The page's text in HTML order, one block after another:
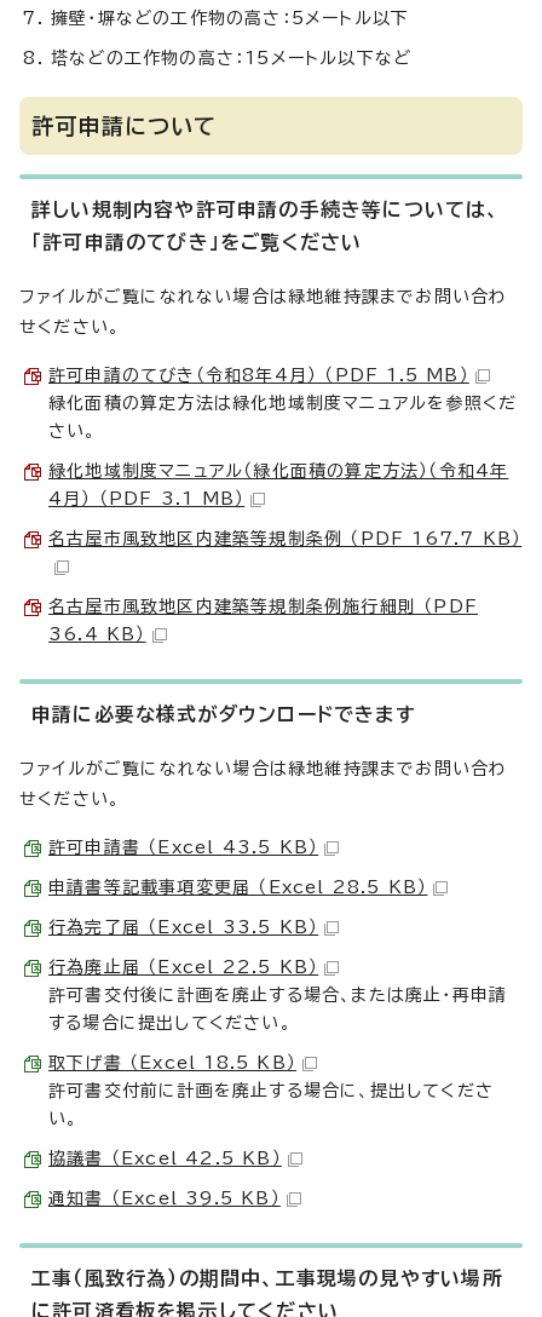
擁壁・塀などの工作物の高さ：5メートル以下
塔などの工作物の高さ：15メートル以下など
許可申請について
詳しい規制内容や許可申請の手続き等については、
「許可申請のてびき」をご覧ください
ファイルがご覧になれない場合は緑地維持課までお問い合わ
せください。
許可申請のてびき（令和8年4月） （PDF 1.5 MB）
緑化面積の算定方法は緑化地域制度マニュアルを参照くだ
さい。
緑化地域制度マニュアル（緑化面積の算定方法）（令和4年
4月） （PDF 3.1 MB）
名古屋市風致地区内建築等規制条例 （PDF 167.7 KB）
名古屋市風致地区内建築等規制条例施行細則 （PDF
36.4 KB）
申請に必要な様式がダウンロードできます
ファイルがご覧になれない場合は緑地維持課までお問い合わ
せください。
許可申請書 （Excel 43.5 KB）
申請書等記載事項変更届 （Excel 28.5 KB）
行為完了届 （Excel 33.5 KB）
行為廃止届 （Excel 22.5 KB）
許可書交付後に計画を廃止する場合、または廃止・再申請
する場合に提出してください。
取下げ書 （Excel 18.5 KB）
許可書交付前に計画を廃止する場合に、提出してくださ
い。
協議書 （Excel 42.5 KB）
通知書 （Excel 39.5 KB）
工事（風致行為）の期間中、工事現場の見やすい場所
に許可済看板を掲示してください